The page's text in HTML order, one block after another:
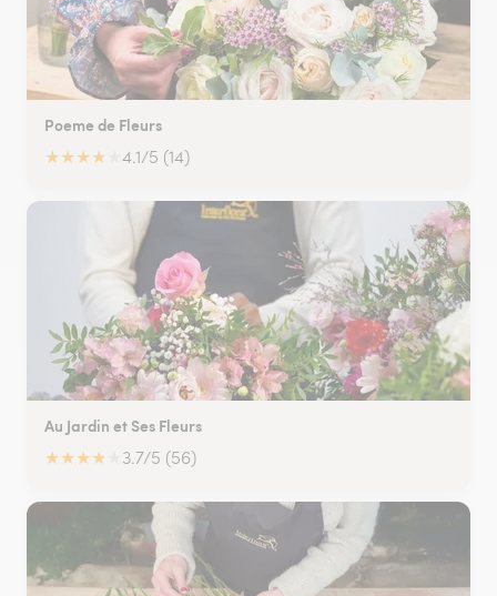
Poeme de Fleurs
★★★★ 4.1/5 (14)
Au Jardin et Ses Fleurs
★★★★ 3.7/5 (56)